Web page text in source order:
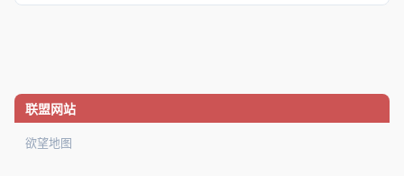
联盟网站
欲望地图